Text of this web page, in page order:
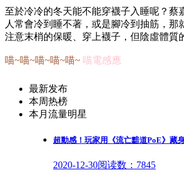
至於冷冷的冬天能不能穿襪子入睡呢？蔡
人常會冷到睡不著，或是腳冷到抽筋，那
注意末梢的保暖、穿上襪子，但陰虛體質
喵~喵~喵~喵~喵~ 喵電感應
最新发布
本周热榜
本月流量明星
超動感！玩家用《流亡黯道PoE》藏
2020-12-30阅读数：7845